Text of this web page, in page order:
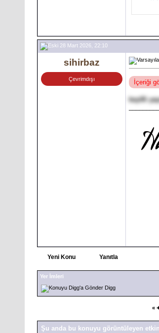
28 Mart 2026, 22:10
sihirbaz
Çevrimdışı İçeriği
keyifli
Yeni Konu Yanıtla
Yer İmleri
Digg
«
Şu anda bu konuyu görüntüleyen